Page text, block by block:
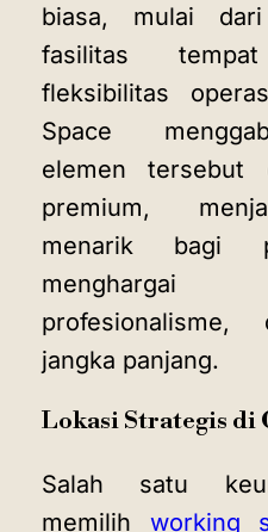
biasa, mulai
fasilitas
fleksibilitas
Space
elemen tersebut
premium,
menarik bagi
menghargai
profesionalisme,
jangka panjang.
Lokasi Strategis di
Salah satu
memilih working